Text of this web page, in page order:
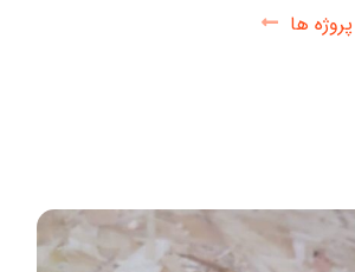
پروژه ها